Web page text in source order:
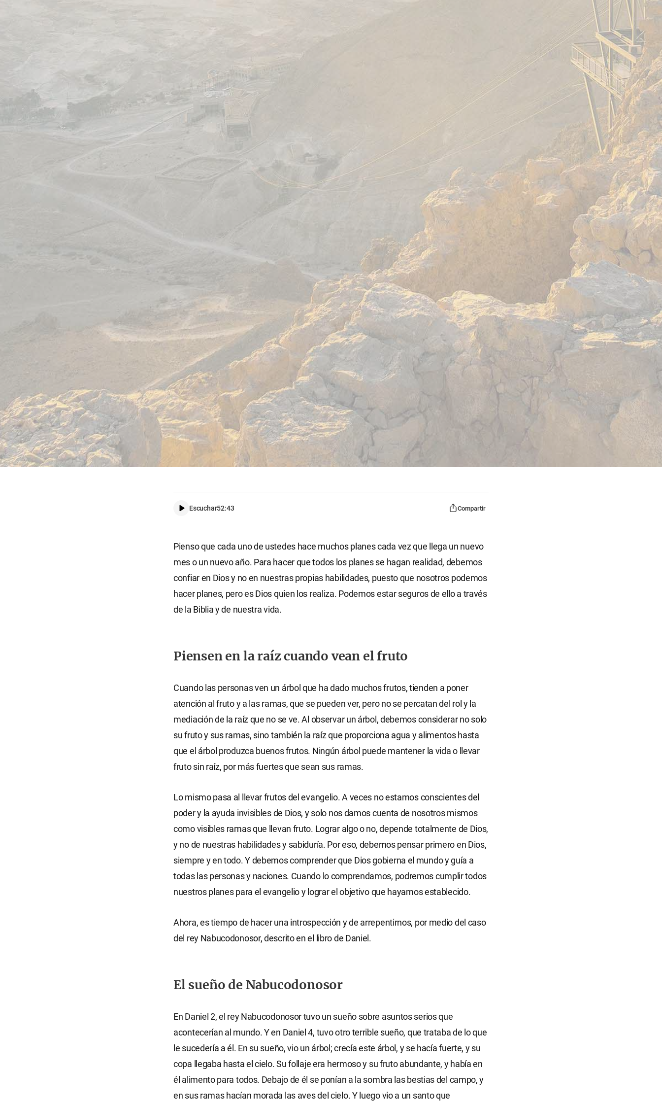
Escuchar52:43 Compartir
Pienso que cada uno de ustedes hace muchos planes cada vez que llega un nuevo
mes o un nuevo año. Para hacer que todos los planes se hagan realidad, debemos
confiar en Dios y no en nuestras propias habilidades, puesto que nosotros podemos
hacer planes, pero es Dios quien los realiza. Podemos estar seguros de ello a través
de la Biblia y de nuestra vida.
Piensen en la raíz cuando vean el fruto
Cuando las personas ven un árbol que ha dado muchos frutos, tienden a poner
atención al fruto y a las ramas, que se pueden ver, pero no se percatan del rol y la
mediación de la raíz que no se ve. Al observar un árbol, debemos considerar no solo
su fruto y sus ramas, sino también la raíz que proporciona agua y alimentos hasta
que el árbol produzca buenos frutos. Ningún árbol puede mantener la vida o llevar
fruto sin raíz, por más fuertes que sean sus ramas.
Lo mismo pasa al llevar frutos del evangelio. A veces no estamos conscientes del
poder y la ayuda invisibles de Dios, y solo nos damos cuenta de nosotros mismos
como visibles ramas que llevan fruto. Lograr algo o no, depende totalmente de Dios,
y no de nuestras habilidades y sabiduría. Por eso, debemos pensar primero en Dios,
siempre y en todo. Y debemos comprender que Dios gobierna el mundo y guía a
todas las personas y naciones. Cuando lo comprendamos, podremos cumplir todos
nuestros planes para el evangelio y lograr el objetivo que hayamos establecido.
Ahora, es tiempo de hacer una introspección y de arrepentirnos, por medio del caso
del rey Nabucodonosor, descrito en el libro de Daniel.
El sueño de Nabucodonosor
En Daniel 2, el rey Nabucodonosor tuvo un sueño sobre asuntos serios que
acontecerían al mundo. Y en Daniel 4, tuvo otro terrible sueño, que trataba de lo que
le sucedería a él. En su sueño, vio un árbol; crecía este árbol, y se hacía fuerte, y su
copa llegaba hasta el cielo. Su follaje era hermoso y su fruto abundante, y había en
él alimento para todos. Debajo de él se ponían a la sombra las bestias del campo, y
en sus ramas hacían morada las aves del cielo. Y luego vio a un santo que